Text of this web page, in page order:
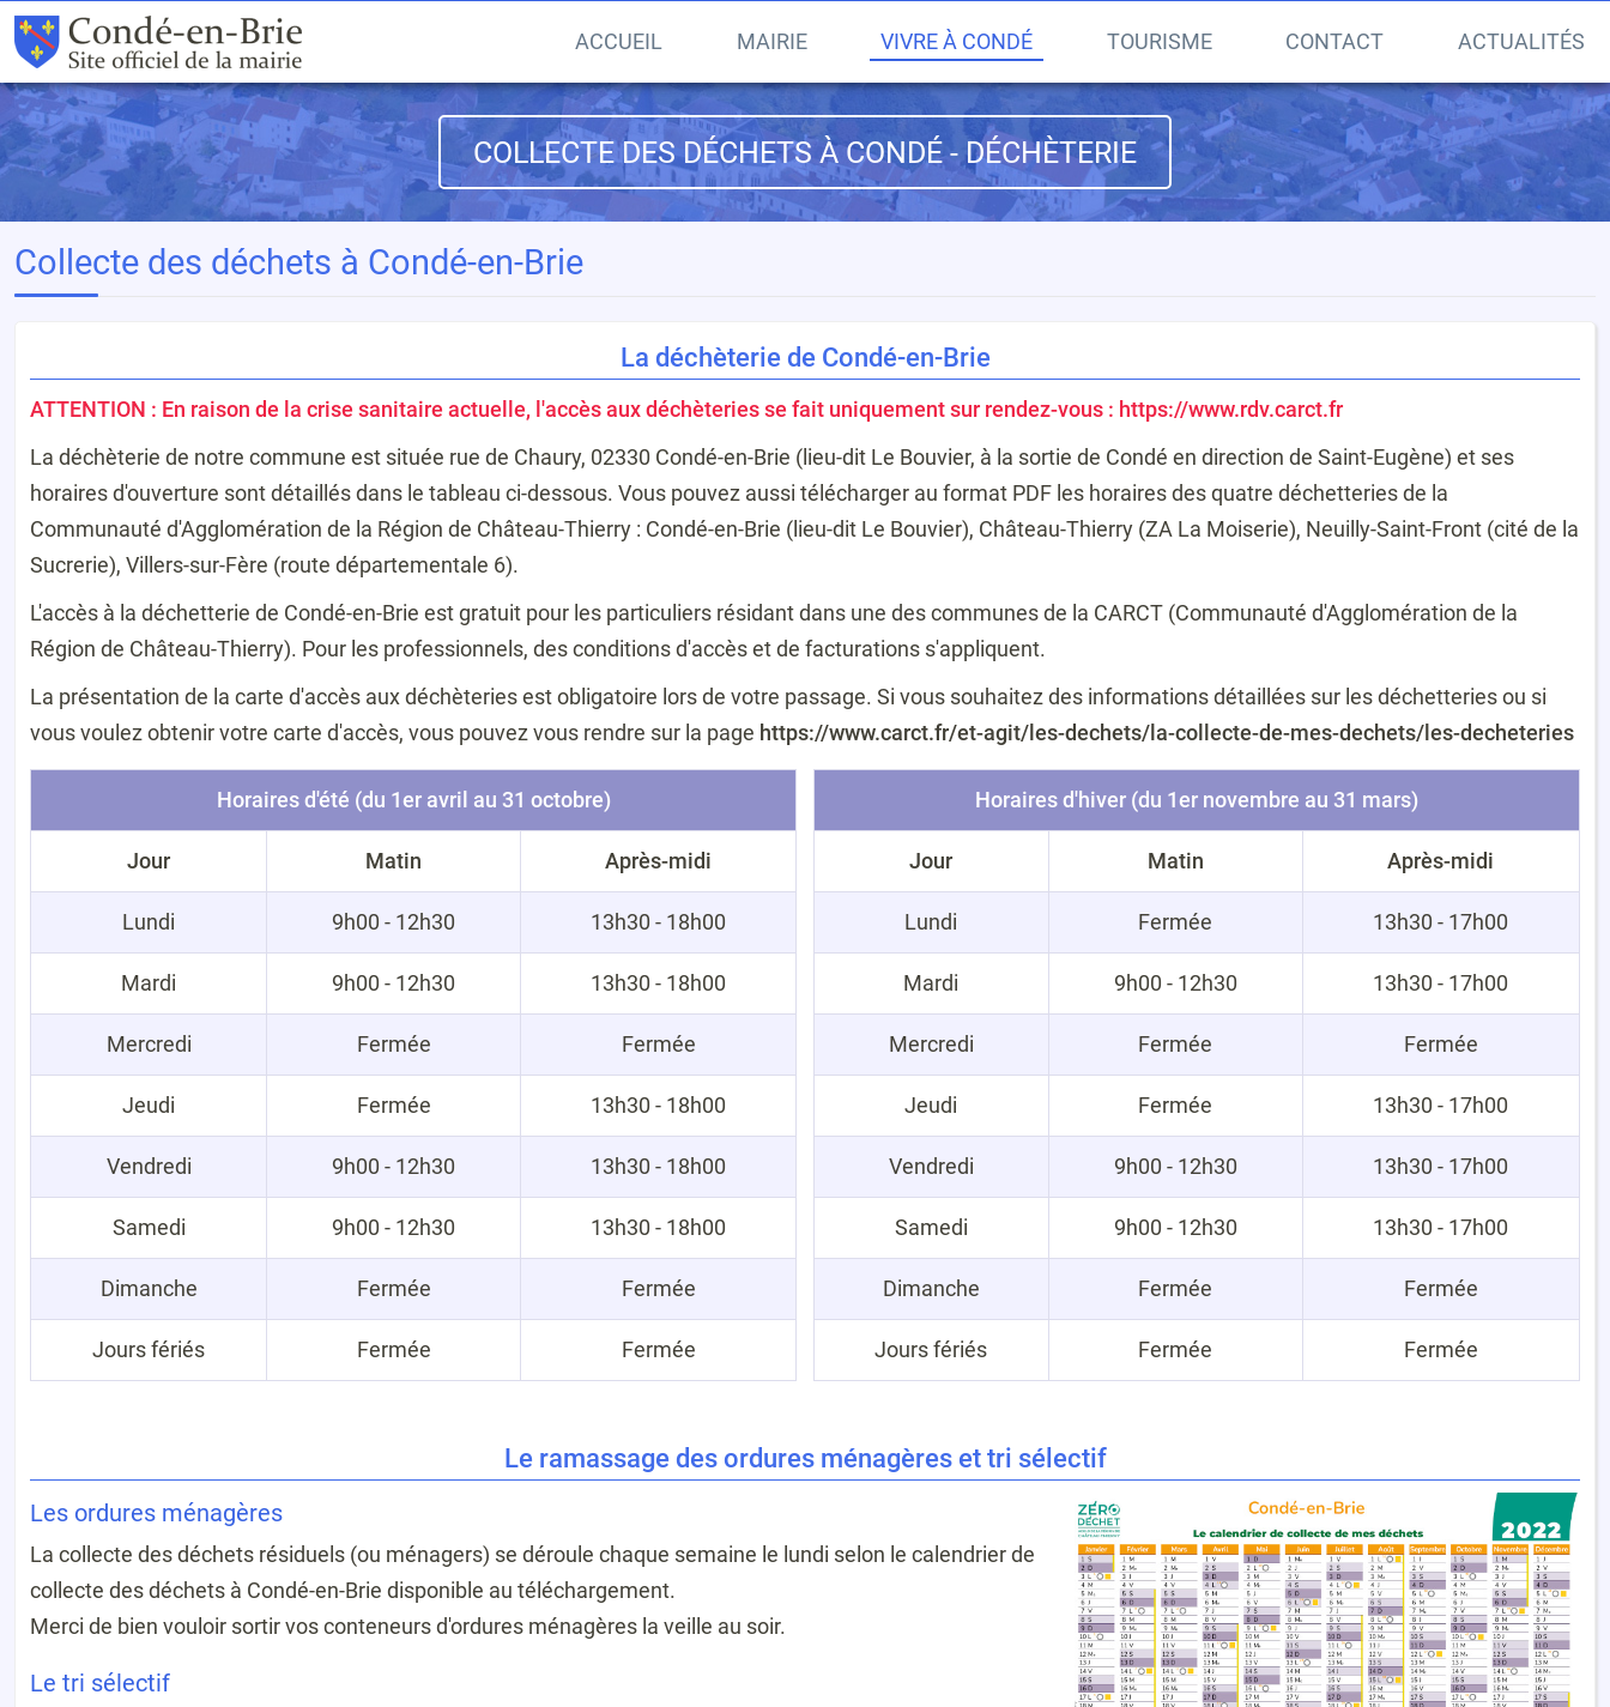
ACCUEIL MAIRIE VIVRE À CONDÉ TOURISME CONTACT ACTUALITÉS
COLLECTE DES DÉCHETS À CONDÉ - DÉCHÈTERIE
Collecte des déchets à Condé-en-Brie
La déchèterie de Condé-en-Brie
ATTENTION : En raison de la crise sanitaire actuelle, l'accès aux déchèteries se fait uniquement sur rendez-vous : https://www.rdv.carct.fr
La déchèterie de notre commune est située rue de Chaury, 02330 Condé-en-Brie (lieu-dit Le Bouvier, à la sortie de Condé en direction de Saint-Eugène) et ses
horaires d'ouverture sont détaillés dans le tableau ci-dessous. Vous pouvez aussi télécharger au format PDF les horaires des quatre déchetteries de la
Communauté d'Agglomération de la Région de Château-Thierry : Condé-en-Brie (lieu-dit Le Bouvier), Château-Thierry (ZA La Moiserie), Neuilly-Saint-Front (cité de la
Sucrerie), Villers-sur-Fère (route départementale 6).
L'accès à la déchetterie de Condé-en-Brie est gratuit pour les particuliers résidant dans une des communes de la CARCT (Communauté d'Agglomération de la
Région de Château-Thierry). Pour les professionnels, des conditions d'accès et de facturations s'appliquent.
La présentation de la carte d'accès aux déchèteries est obligatoire lors de votre passage. Si vous souhaitez des informations détaillées sur les déchetteries ou si
vous voulez obtenir votre carte d'accès, vous pouvez vous rendre sur la page https://www.carct.fr/et-agit/les-dechets/la-collecte-de-mes-dechets/les-decheteries
Horaires d'été (du 1er avril au 31 octobre)
Jour Matin Après-midi
Lundi 9h00 - 12h30 13h30 - 18h00
Mardi 9h00 - 12h30 13h30 - 18h00
Mercredi Fermée Fermée
Jeudi Fermée 13h30 - 18h00
Vendredi 9h00 - 12h30 13h30 - 18h00
Samedi 9h00 - 12h30 13h30 - 18h00
Dimanche Fermée Fermée
Jours fériés Fermée Fermée
Horaires d'hiver (du 1er novembre au 31 mars)
Jour Matin Après-midi
Lundi Fermée 13h30 - 17h00
Mardi 9h00 - 12h30 13h30 - 17h00
Mercredi Fermée Fermée
Jeudi Fermée 13h30 - 17h00
Vendredi 9h00 - 12h30 13h30 - 17h00
Samedi 9h00 - 12h30 13h30 - 17h00
Dimanche Fermée Fermée
Jours fériés Fermée Fermée
Le ramassage des ordures ménagères et tri sélectif
Les ordures ménagères
La collecte des déchets résiduels (ou ménagers) se déroule chaque semaine le lundi selon le calendrier de
collecte des déchets à Condé-en-Brie disponible au téléchargement.
Merci de bien vouloir sortir vos conteneurs d'ordures ménagères la veille au soir.
Le tri sélectif